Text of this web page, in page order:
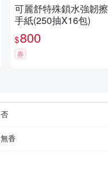
可麗舒特殊鎖水強韌擦
手紙(250抽X16包)
$800
券
否
無香